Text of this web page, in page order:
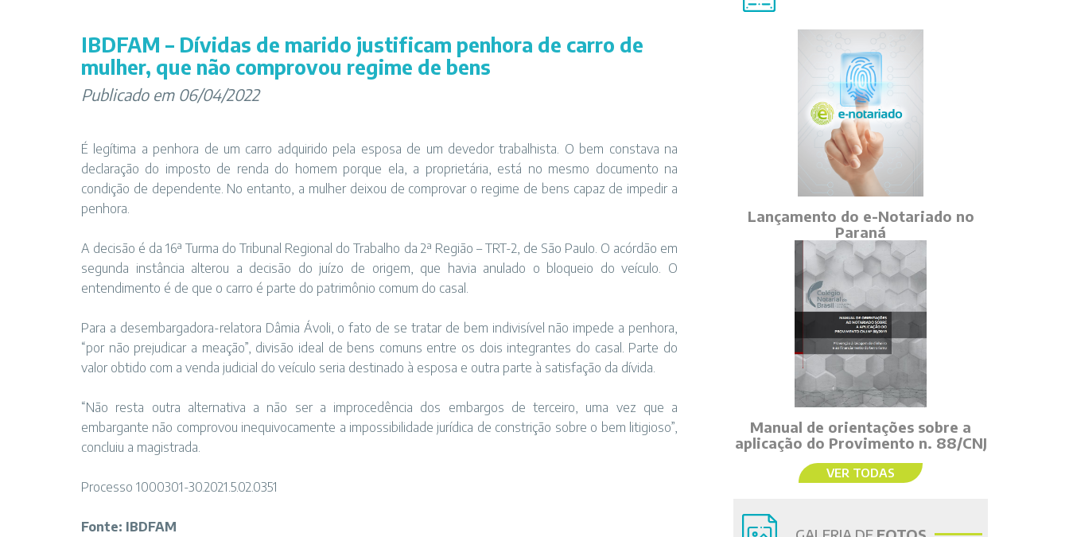
IBDFAM – Dívidas de marido justificam penhora de carro de
mulher, que não comprovou regime de bens
Publicado em 06/04/2022
É legítima a penhora de um carro adquirido pela esposa de um devedor trabalhista. O bem constava na
declaração do imposto de renda do homem porque ela, a proprietária, está no mesmo documento na
condição de dependente. No entanto, a mulher deixou de comprovar o regime de bens capaz de impedir a
penhora.
A decisão é da 16ª Turma do Tribunal Regional do Trabalho da 2ª Região – TRT-2, de São Paulo. O acórdão em
segunda instância alterou a decisão do juízo de origem, que havia anulado o bloqueio do veículo. O
entendimento é de que o carro é parte do patrimônio comum do casal.
Para a desembargadora-relatora Dâmia Ávoli, o fato de se tratar de bem indivisível não impede a penhora,
“por não prejudicar a meação”, divisão ideal de bens comuns entre os dois integrantes do casal. Parte do
valor obtido com a venda judicial do veículo seria destinado à esposa e outra parte à satisfação da dívida.
“Não resta outra alternativa a não ser a improcedência dos embargos de terceiro, uma vez que a
embargante não comprovou inequivocamente a impossibilidade jurídica de constrição sobre o bem litigioso”,
concluiu a magistrada.
Processo 1000301-30.2021.5.02.0351
Fonte: IBDFAM
Lançamento do e-Notariado no
Paraná
Manual de orientações sobre a
aplicação do Provimento n. 88/CNJ
VER TODAS